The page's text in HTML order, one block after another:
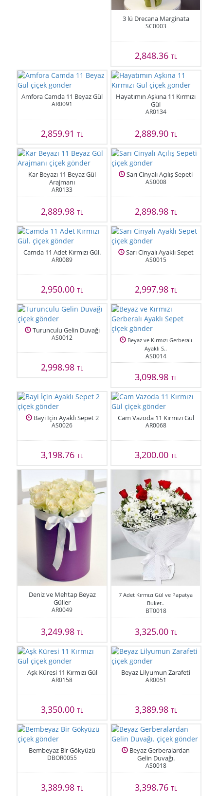
3 lü Drecana Marginata
SC0003
2,848.36 TL
Amfora Camda 11 Beyaz Gül
AR0091
2,859.91TL
Hayatımın Aşkına 11 Kırmızı
Gül
AR0134
2,889.90 TL
Kar Beyazı 11 Beyaz Gül
Arajmanı
AR0133
2,889.98TL
Sarı Cinyalı Açılış Sepeti
AS0008
2,898.98 TL
Camda 11 Adet Kırmızı Gül.
AR0089
2,950.00TL
Sarı Cinyalı Ayaklı Sepet
AS0015
2,997.98 TL
Turunculu Gelin Duvağı
AS0012
2,998.98TL
Beyaz ve Kırmızı Gerberalı
Ayaklı S..
AS0014
3,098.98 TL
Bayi İçin Ayaklı Sepet 2
AS0026
3,198.76TL
Cam Vazoda 11 Kırmızı Gül
AR0068
3,200.00 TL
Deniz ve Mehtap Beyaz
Güller
AR0049
3,249.98TL
7 Adet Kırmızı Gül ve Papatya
Buket..
BT0018
3,325.00 TL
Aşk Küresi 11 Kırmızı Gül
AR0158
3,350.00TL
Beyaz Lilyumun Zarafeti
AR0051
3,389.98 TL
Bembeyaz Bir Gökyüzü
DBOR0055
3,389.98TL
Beyaz Gerberalardan
Gelin Duvağı.
AS0018
3,398.76 TL